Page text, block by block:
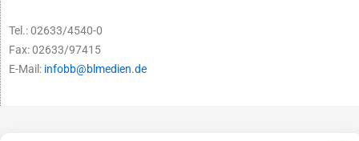
Tel.: 02633/4540-0
Fax: 02633/97415
E-Mail: infobb@blmedien.de